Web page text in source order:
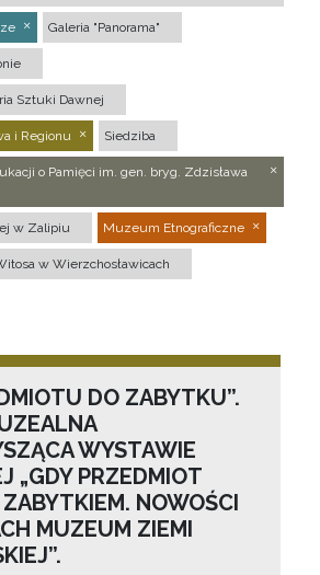
Galeria "Panorama"
Sztuki Dawnej
i Regionu Siedziba
o Pamięci im. gen. bryg. Zdzisława
w Zalipiu Muzeum Etnograficzne
w Wierzchosławicach
DO ZABYTKU”.
WYSTAWIE
„GDY PRZEDMIOT
NOWOŚCI
MUZEUM ZIEMI